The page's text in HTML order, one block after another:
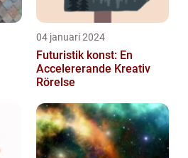
04 januari 2024
Futuristik konst: En
Accelererande Kreativ
Rörelse